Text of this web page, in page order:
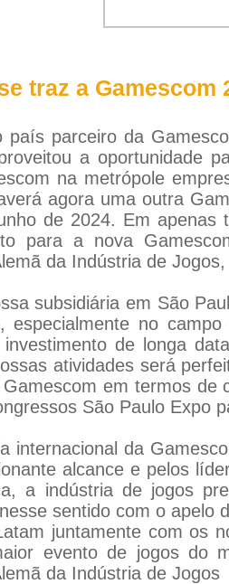
traz a Gamescom
país parceiro da
a oportunidade
na metrópole
agora uma outra
de 2024. Em apenas
para a nova
da Indústria de
subsidiária em São
especialmente no
investimento de longa
atividades será
em termos de
São Paulo Expo
internacional da
alcance e pelos
a indústria de jogos
sentido com o apelo
juntamente com os
evento de jogos do
da Indústria de Jogos